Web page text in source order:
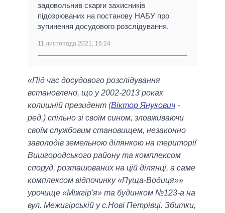
задовольнив скарги захисників
підозрюваних на постанову НАБУ про
зупинення досудового розслідування.
11 листопада 2021, 16:24
«Під час досудового розслідування
встановлено, що у 2002-2013 роках
колишній президент (Віктор Янукович -
ред.) спільно зі своїм сином, зловживаючи
своїм службовим становищем, незаконно
заволодів земельною ділянкою на території
Вишгородського району та комплексом
споруд, розташованих на цій ділянці, а саме
комплексом відпочинку «Пуща-Водиця»»
урочище «Міжгір'я» та будинком №123-а на
вул. Межигірській у с.Нові Петрівці. Збитки,